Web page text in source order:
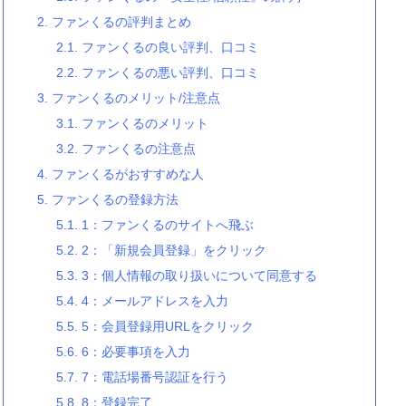
2.
ファンくるの評判まとめ
2.1.
ファンくるの良い評判、口コミ
2.2.
ファンくるの悪い評判、口コミ
3.
ファンくるのメリット/注意点
3.1.
ファンくるのメリット
3.2.
ファンくるの注意点
4. ファンくるがおすすめな人
5. ファンくるの登録方法
5.1.
1：ファンくるのサイトへ飛ぶ
5.2.
2 ：「新規会員登録」をクリック
5.3. 3 ：個人情報の取り扱いについて同意する
5.4. 4 ：メールアドレスを入力
5.5. 5 ：会員登録用URLをクリック
5.6. 6 ：必要事項を入力
5.7. 7 ：電話場番号認証を行う
5.8. 8 ：登録完了